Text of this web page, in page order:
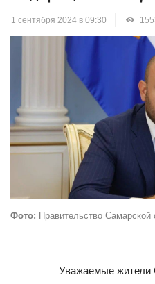
1 сентября 2024 в 09:30
Фото: Правительство Самарской
Уважаемые жители